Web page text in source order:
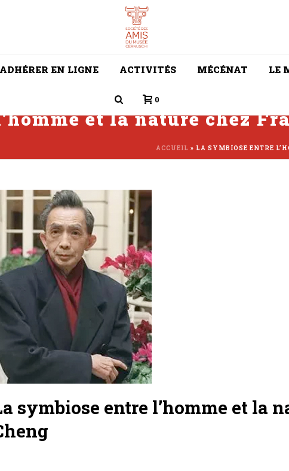
ADHÉRER EN LIGNE ACTIVITÉS MÉCÉNAT LE
0
et la nature chez
ACCUEIL » LA SYMBIOSE ENTRE
symbiose entre l’homme et la